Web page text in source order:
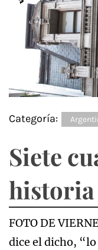
Categoría:
Siete
FOTO DE
dice el dicho,